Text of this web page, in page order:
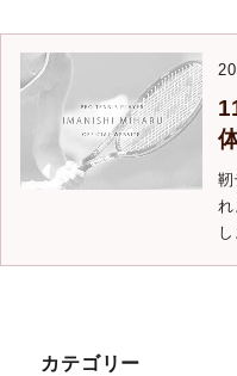
靭
れ
カテゴリー